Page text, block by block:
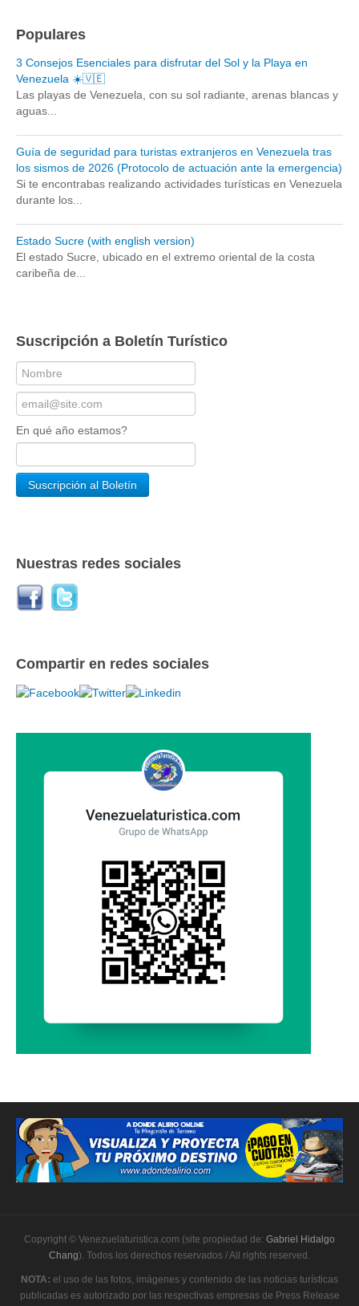
Populares
3 Consejos Esenciales para disfrutar del Sol y la Playa en
Venezuela ☀️🇻🇪
Las playas de Venezuela, con su sol radiante, arenas blancas y
aguas...
Guía de seguridad para turistas extranjeros en Venezuela tras
los sismos de 2026 (Protocolo de actuación ante la emergencia)
Si te encontrabas realizando actividades turísticas en Venezuela
durante los...
Estado Sucre (with english version)
El estado Sucre, ubicado en el extremo oriental de la costa
caribeña de...
Suscripción a Boletín Turístico
En qué año estamos?
Nuestras redes sociales
Compartir en redes sociales
Copyright © Venezuelaturistica.com (site propiedad de: Gabriel Hidalgo
Chang). Todos los derechos reservados / All rights reserved.
NOTA: el uso de las fotos, imágenes y contenido de las noticias turísticas
publicadas es autorizado por las respectivas empresas de Press Release